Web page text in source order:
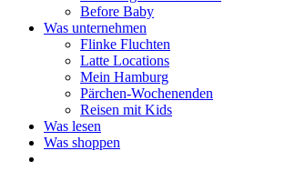
Before Baby
Was unternehmen
Flinke Fluchten
Latte Locations
Mein Hamburg
Pärchen-Wochenenden
Reisen mit Kids
Was lesen
Was shoppen